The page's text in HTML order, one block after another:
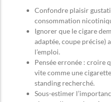
Confondre plaisir
consommation
Ignorer que le cigare
adaptée, coupe précise)
l’emploi.
Pensée erronée : croire
vite comme une
standing recherché.
Sous-estimer